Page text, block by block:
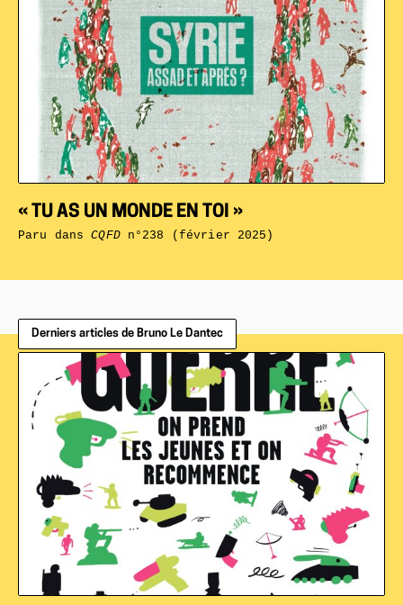
« TU AS UN MONDE EN TOI »
Paru dansCQFDn°238 (février 2025)
Derniers articles de Bruno Le Dantec